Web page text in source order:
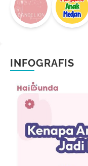
INFOGRAFIS